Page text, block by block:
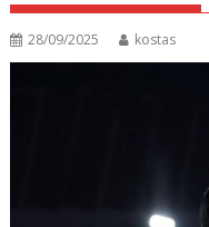
28/09/2025 kostas